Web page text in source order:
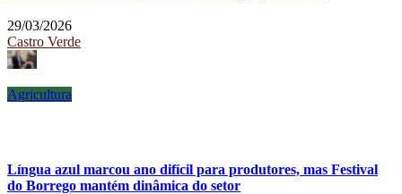
29/03/2026
Castro Verde
Agricultura
Língua azul marcou ano difícil para produtores, mas Festival
do Borrego mantém dinâmica do setor